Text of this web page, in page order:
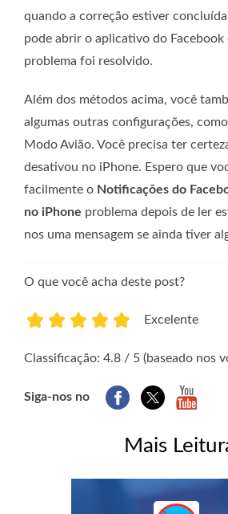
quando a correção estiver
pode abrir o aplicativo do Facebook
problema foi resolvido.
Além dos métodos acima, você
algumas outras configurações,
Modo Avião. Você precisa ter
desativou no iPhone. Espero que
facilmente o Notificações do
no iPhone problema depois de ler
nos uma mensagem se ainda tiver
O que você acha deste post?
Excelente
Classificação: 4.8 / 5 (baseado nos
Siga-nos no
Mais